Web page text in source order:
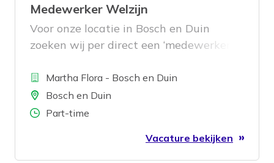
Medewerker Welzijn
Voor onze locatie in Bosch en Duin
zoeken wij per direct een ‘medewerker
BedrijfMartha Flora - Bosch en Duin
LocatieBosch en Duin
Aantal uren
Part-time
Vacature bekijken